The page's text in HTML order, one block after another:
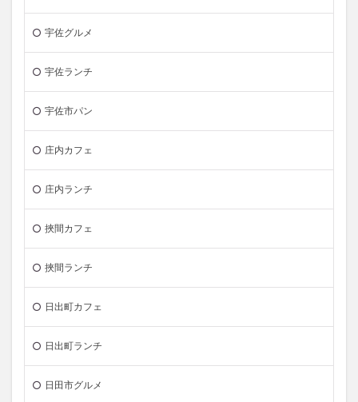
宇佐グルメ
宇佐ランチ
宇佐市パン
庄内カフェ
庄内ランチ
挾間カフェ
挾間ランチ
日出町カフェ
日出町ランチ
日田市グルメ